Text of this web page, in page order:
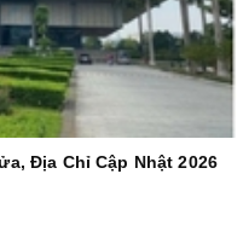
Địa Chỉ Cập Nhật 2026